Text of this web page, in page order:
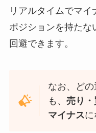
リアルタイムでマ
ポジションを持たな
回避できます。
なお、ど
も、売り
マイナスに